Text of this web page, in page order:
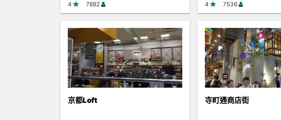
4 7882 4 7536
京都Loft 寺町通商店街